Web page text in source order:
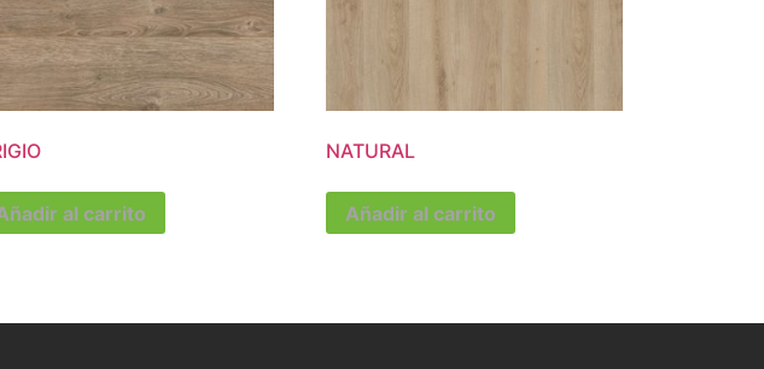
al carrito
NATURAL
Añadir al carrito